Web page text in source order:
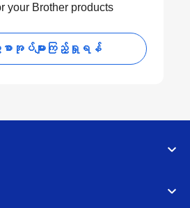
your Brother products
အုပ်များကြည့်ရှုရန်